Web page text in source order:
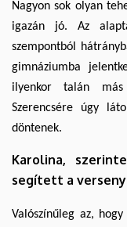
Nagyon sok olyan
igazán jó. Az
szempontból
gimnáziumba
ilyenkor talán más
Szerencsére úgy
döntenek.
Karolina,
segített a verseny
Valószínűleg az,